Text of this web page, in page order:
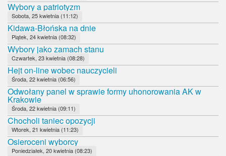
Wybory a patriotyzm
Sobota, 25 kwietnia (11:12)
Kidawa-Błońska na dnie
Piątek, 24 kwietnia (08:32)
Wybory jako zamach stanu
Czwartek, 23 kwietnia (08:28)
Hejt on-line wobec nauczycieli
Środa, 22 kwietnia (06:56)
Odwołany panel w sprawie formy uhonorowania AK w
Krakowie
Środa, 22 kwietnia (09:11)
Chocholi taniec opozycji
Wtorek, 21 kwietnia (11:23)
Osieroceni wyborcy
Poniedziałek, 20 kwietnia (08:23)